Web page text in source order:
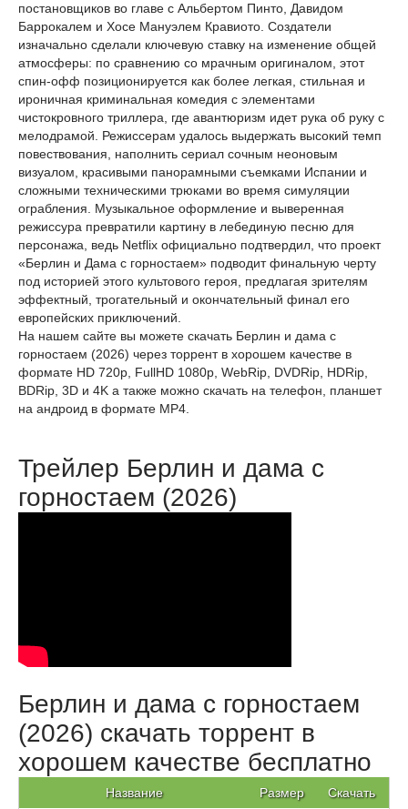
постановщиков во главе с Альбертом Пинто, Давидом
Баррокалем и Хосе Мануэлем Кравиото. Создатели
изначально сделали ключевую ставку на изменение общей
атмосферы: по сравнению со мрачным оригиналом, этот
спин-офф позиционируется как более легкая, стильная и
ироничная криминальная комедия с элементами
чистокровного триллера, где авантюризм идет рука об руку с
мелодрамой. Режиссерам удалось выдержать высокий темп
повествования, наполнить сериал сочным неоновым
визуалом, красивыми панорамными съемками Испании и
сложными техническими трюками во время симуляции
ограбления. Музыкальное оформление и выверенная
режиссура превратили картину в лебединую песню для
персонажа, ведь Netflix официально подтвердил, что проект
«Берлин и Дама с горностаем» подводит финальную черту
под историей этого культового героя, предлагая зрителям
эффектный, трогательный и окончательный финал его
европейских приключений.
На нашем сайте вы можете скачать Берлин и дама с
горностаем (2026) через торрент в хорошем качестве в
формате HD 720p, FullHD 1080p, WebRip, DVDRip, HDRip,
BDRip, 3D и 4K а также можно скачать на телефон, планшет
на андроид в формате MP4.
Трейлер Берлин и дама с
горностаем (2026)
Берлин и дама с горностаем
(2026) скачать торрент в
хорошем качестве бесплатно
Название Размер Скачать